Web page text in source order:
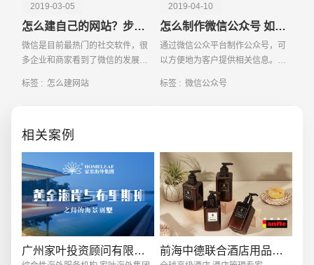
2019-03-05
怎么建自己的网站？步骤有哪些？
微信是目前最热门的社交软件，很
多企业和商家看到了微信的发展前
来了。比如利用微信公众号、小程
标签 : 怎么建网站
2019-04-10
怎么制作微信公众号 如何才能做好
通过微信公众平台制作公众号，可
以方便地为客户提供相关信息。想
的话就和我们一起来了解下怎么制
标签 : 微信公众号
相关案例
广州家叶投资顾问有限公司 前海中德联合酒店用品科技有限公司
电商及系统平台开发 · 微信小程序开发 · 年度